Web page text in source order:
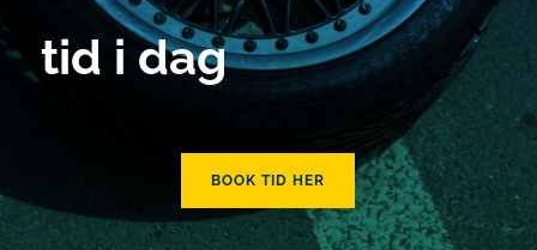
tid i dag
BOOK TID HER